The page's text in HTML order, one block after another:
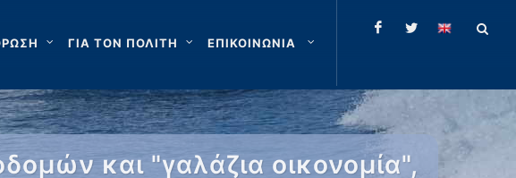
ΓΙΑ ΤΟΝ ΠΟΛΙΤΗ ΕΠΙΚΟΙΝΩΝΙΑ
και "γαλάζια οικονομία",